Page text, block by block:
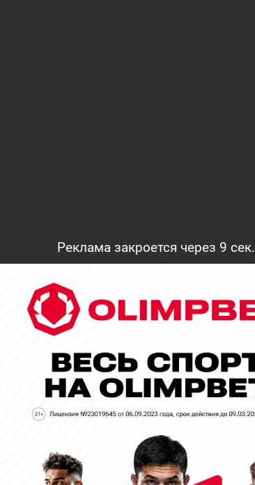
Реклама закроется через 8 сек.